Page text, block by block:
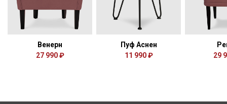
Венерн
27 990 ₽
Пуф Аснен
11 990 ₽
29